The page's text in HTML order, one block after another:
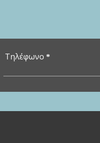
Τηλέφωνο *